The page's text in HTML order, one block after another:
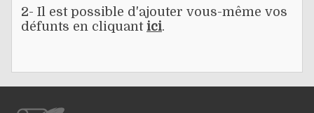
2- Il est possible d'ajouter vous-même vos
défunts en cliquant ici.